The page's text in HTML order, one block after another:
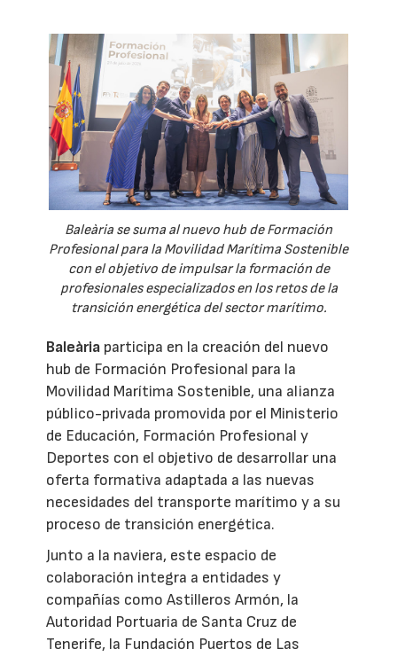
Baleària se suma al nuevo hub de Formación
Profesional para la Movilidad Marítima Sostenible
con el objetivo de impulsar la formación de
profesionales especializados en los retos de la
transición energética del sector marítimo.
Baleària participa en la creación del nuevo
hub de Formación Profesional para la
Movilidad Marítima Sostenible, una alianza
público-privada promovida por el Ministerio
de Educación, Formación Profesional y
Deportes con el objetivo de desarrollar una
oferta formativa adaptada a las nuevas
necesidades del transporte marítimo y a su
proceso de transición energética.
Junto a la naviera, este espacio de
colaboración integra a entidades y
compañías como Astilleros Armón, la
Autoridad Portuaria de Santa Cruz de
Tenerife, la Fundación Puertos de Las